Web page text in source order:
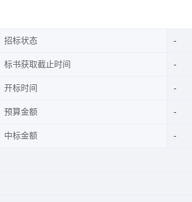
招标状态
标书获取截止时间
开标时间
预算金额
中标金额